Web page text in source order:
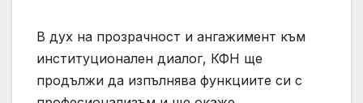
В дух на прозрачност и ангажимент към
институционален диалог, КФН ще
продължи да изпълнява функциите си с